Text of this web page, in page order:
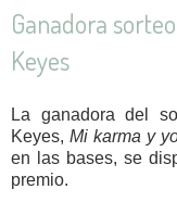
Ganadora
Keyes
La ganadora del
Keyes, Mi karma y
en las bases, se
premio.